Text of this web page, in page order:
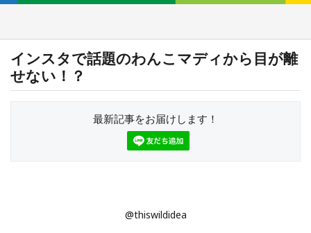
インスタで話題のわんこマディから目が離
せない！？
最新記事をお届けします！
@thiswildidea